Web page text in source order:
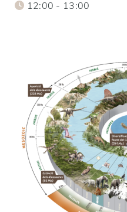
12:00 - 13:00